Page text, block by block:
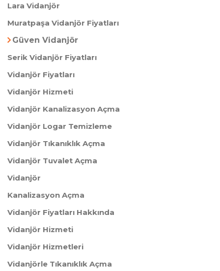
Lara Vidanjör
Muratpaşa Vidanjör Fiyatları
Güven Vidanjör
Serik Vidanjör Fiyatları
Vidanjör Fiyatları
Vidanjör Hizmeti
Vidanjör Kanalizasyon Açma
Vidanjör Logar Temizleme
Vidanjör Tıkanıklık Açma
Vidanjör Tuvalet Açma
Vidanjör
Kanalizasyon Açma
Vidanjör Fiyatları Hakkında
Vidanjör Hizmeti
Vidanjör Hizmetleri
Vidanjörle Tıkanıklık Açma